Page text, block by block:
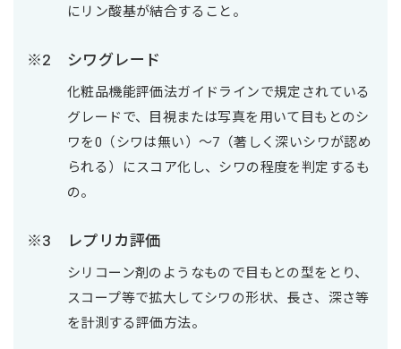
にリン酸基が結合すること。
シワグレード
化粧品機能評価法ガイドラインで規定されている
グレードで、目視または写真を用いて目もとのシ
ワを0（シワは無い）～7（著しく深いシワが認め
られる）にスコア化し、シワの程度を判定するも
の。
レプリカ評価
シリコーン剤のようなもので目もとの型をとり、
スコープ等で拡大してシワの形状、長さ、深さ等
を計測する評価方法。